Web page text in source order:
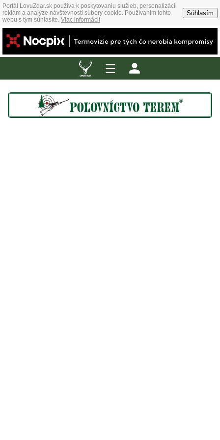
Portál LovuZdar.sk používa k poskytovaniu služieb, personalizácii
reklám a analýze návštevnosti súbory cookie. Používaním tohto
webu s tým súhlasíte. Viac informácií
Súhlasím
☰